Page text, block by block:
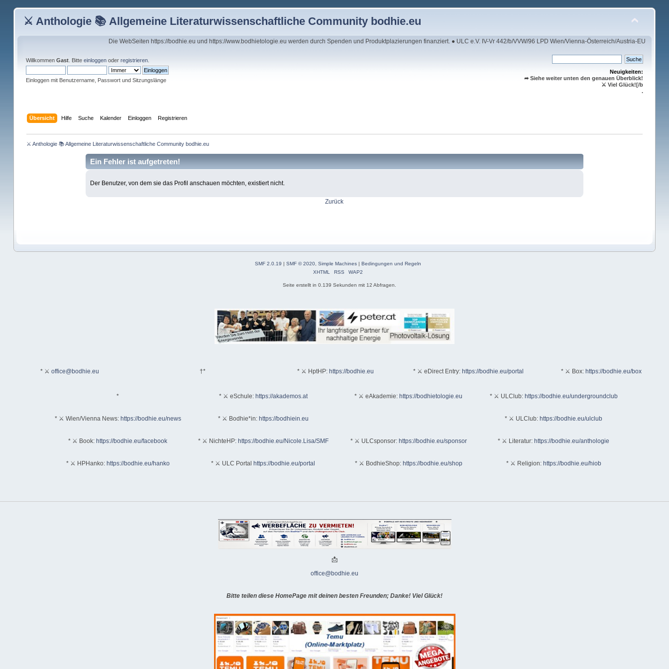
⚔ Anthologie 📚 Allgemeine Literaturwissenschaftliche Community bodhie.eu
Die WebSeiten https://bodhie.eu und https://www.bodhietologie.eu werden durch Spenden und Produktplazierungen finanziert. ● ULC e.V. IV-Vr 442/b/VVW/96 LPD Wien/Vienna-Österreich/Austria-EU
Willkommen Gast. Bitte einloggenoder registrieren.
Einloggen mit Benutzername, Passwort und Sitzungslänge
Neuigkeiten:
➦ Siehe weiter unten den genauen Überblick!
⚔ Viel Glück![/b
.
Übersicht Hilfe Suche Kalender Einloggen Registrieren
⚔ Anthologie 📚 Allgemeine Literaturwissenschaftliche Community bodhie.eu
Ein Fehler ist aufgetreten!
Der Benutzer, von dem sie das Profil anschauen möchten, existiert nicht.
Zurück
SMF 2.0.19 |SMF © 2020,Simple Machines |Bedingungen und Regeln
XHTML
RSS WAP2
Seite erstellt in 0.139 Sekunden mit 12 Abfragen.
* ⚔ office@bodhie.eu †* * ⚔ HptHP: https://bodhie.eu * ⚔ eDirect Entry: https://bodhie.eu/portal * ⚔ Box: https://bodhie.eu/box
* * ⚔ eSchule: https://akademos.at * ⚔ eAkademie: https://bodhietologie.eu * ⚔ ULClub: https://bodhie.eu/undergroundclub
* ⚔ Wien/Vienna News: https://bodhie.eu/news * ⚔ Bodhie*in: https://bodhiein.eu * ⚔ ULClub: https://bodhie.eu/ulclub
* ⚔ Book: https://bodhie.eu/facebook * ⚔ NichteHP: https://bodhie.eu/Nicole.Lisa/SMF * ⚔ ULCsponsor: https://bodhie.eu/sponsor * ⚔ Literatur: https://bodhie.eu/anthologie
* ⚔ HPHanko: https://bodhie.eu/hanko * ⚔ ULC Portal https://bodhie.eu/portal * ⚔ BodhieShop: https://bodhie.eu/shop * ⚔ Religion: https://bodhie.eu/hiob
📩
office@bodhie.eu
Bitte teilen diese HomePage mit deinen besten Freunden; Danke! Viel Glück!